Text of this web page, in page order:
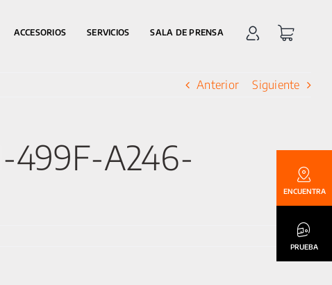
ACCESORIOS SERVICIOS SALA DE PRENSA
Anterior Siguiente
499F-A246-
ENCUENTRA
PRUEBA